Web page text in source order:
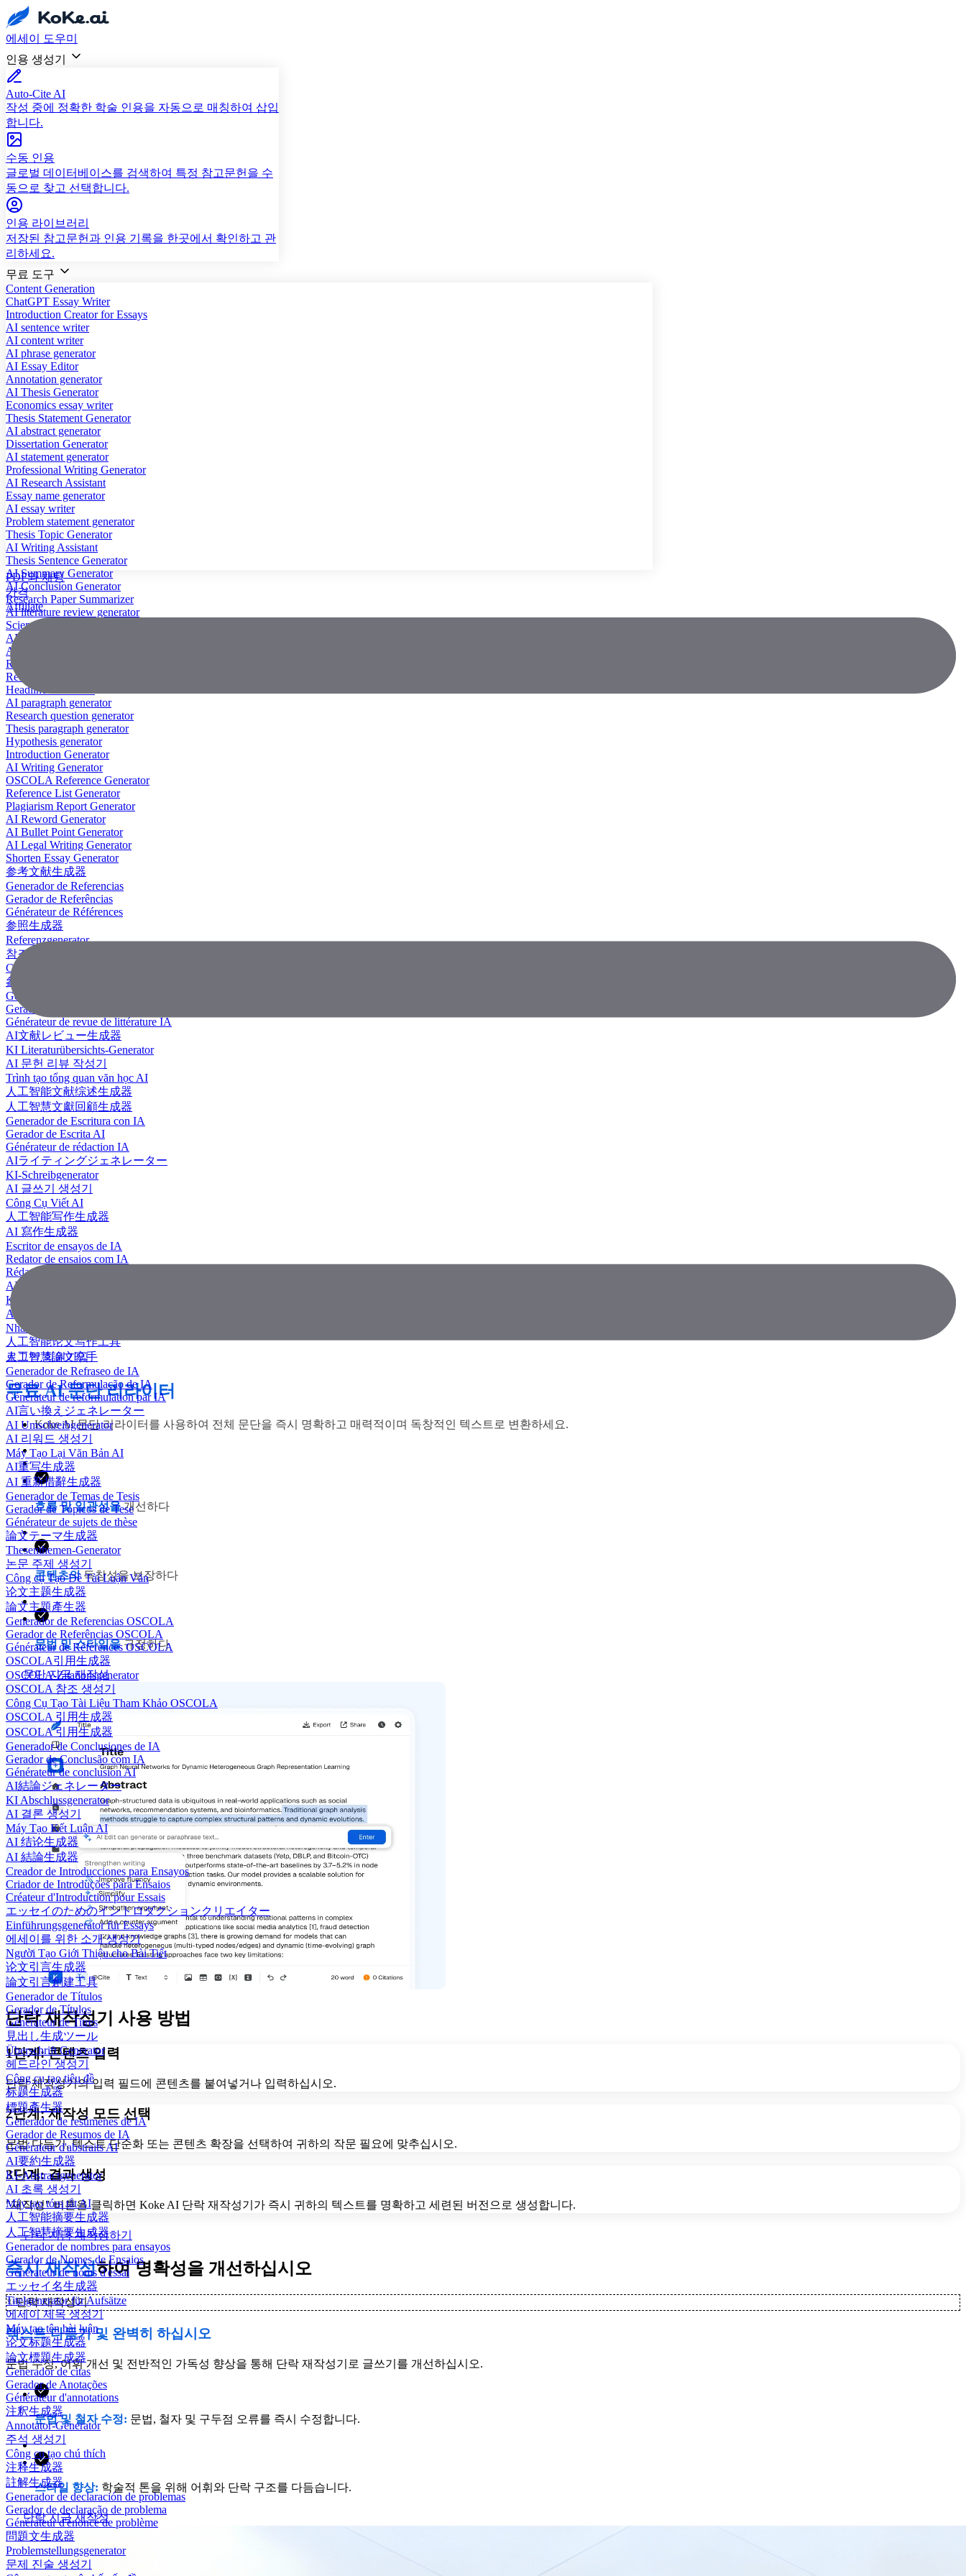
에세이 도우미
인용 생성기
Auto-Cite AI
작성 중에 정확한 학술 인용을 자동으로 매칭하여 삽입
합니다.
수동 인용
글로벌 데이터베이스를 검색하여 특정 참고문헌을 수
동으로 찾고 선택합니다.
인용 라이브러리
저장된 참고문헌과 인용 기록을 한곳에서 확인하고 관
리하세요.
무료 도구
Content Generation
ChatGPT Essay Writer
Introduction Creator for Essays
AI sentence writer
AI content writer
AI phrase generator
AI Essay Editor
Annotation generator
AI Thesis Generator
Economics essay writer
Thesis Statement Generator
AI abstract generator
Dissertation Generator
AI statement generator
Professional Writing Generator
AI Research Assistant
Essay name generator
AI essay writer
Problem statement generator
Thesis Topic Generator
AI Writing Assistant
Thesis Sentence Generator
AI Summary Generator
AI Conclusion Generator
Research Paper Summarizer
AI literature review generator
Scientific Paper Summarizer
AI case study generator
AI Research Paper Generator
Research Title Generator
Reference Generator
Headline Generator
AI paragraph generator
Research question generator
Thesis paragraph generator
Hypothesis generator
Introduction Generator
AI Writing Generator
OSCOLA Reference Generator
Reference List Generator
Plagiarism Report Generator
AI Reword Generator
AI Bullet Point Generator
AI Legal Writing Generator
Shorten Essay Generator
参考文献生成器
Generador de Referencias
Gerador de Referências
Générateur de Références
参照生成器
Referenzgenerator
참조 생성기
Công Cụ Tạo Tài Liệu Tham Khảo
參考文獻生成器
Generador de revisión literaria con IA
Gerador de Revisão de Literatura em IA
Générateur de revue de littérature IA
AI文献レビュー生成器
KI Literaturübersichts-Generator
AI 문헌 리뷰 작성기
Trình tạo tổng quan văn học AI
人工智能文献综述生成器
人工智慧文獻回顧生成器
Generador de Escritura con IA
Gerador de Escrita AI
Générateur de rédaction IA
AIライティングジェネレーター
KI-Schreibgenerator
AI 글쓰기 생성기
Công Cụ Viết AI
人工智能写作生成器
AI 寫作生成器
Escritor de ensayos de IA
Redator de ensaios com IA
Rédacteur d'essais IA
AIエッセイライター
KI Essay-Schreiber
AI 에세이 작성기
Nhà văn luận văn AI
人工智能论文写作工具
人工智慧論文寫手
Generador de Refraseo de IA
Gerador de Reformulação de IA
Générateur de reformulation par IA
AI言い換えジェネレーター
AI Umschreibgenerator
AI 리워드 생성기
Máy Tạo Lại Văn Bản AI
AI重写生成器
AI 重新措辭生成器
Generador de Temas de Tesis
Gerador de Tópicos de Tese
Générateur de sujets de thèse
論文テーマ生成器
Thesenthemen-Generator
논문 주제 생성기
Công cụ Tạo Đề Tài Luận Văn
论文主题生成器
論文主題產生器
Generador de Referencias OSCOLA
Gerador de Referências OSCOLA
Générateur de Références OSCOLA
OSCOLA引用生成器
OSCOLA-Zitationsgenerator
OSCOLA 참조 생성기
Công Cụ Tạo Tài Liệu Tham Khảo OSCOLA
OSCOLA 引用生成器
OSCOLA 引用生成器
Generador de Conclusiones de IA
Gerador de Conclusão com IA
Générateur de conclusion AI
AI結論ジェネレーター
KI Abschlussgenerator
AI 결론 생성기
Máy Tạo Kết Luận AI
AI 结论生成器
AI 結論生成器
Creador de Introducciones para Ensayos
Criador de Introduções para Ensaios
Créateur d'Introduction pour Essais
エッセイのためのイントロダクションクリエイター
Einführungsgenerator für Essays
에세이를 위한 소개 생성기
Người Tạo Giới Thiệu cho Bài Tiết
论文引言生成器
論文引言創建工具
Generador de Títulos
Gerador de Títulos
Générateur de Titres
見出し生成ツール
Überschrift Generator
헤드라인 생성기
Công cụ tạo tiêu đề
标题生成器
標題產生器
Generador de resúmenes de IA
Gerador de Resumos de IA
Générateur d'abstraits AI
AI要約生成器
KI-Abstractgenerator
AI 초록 생성기
Máy tạo tóm tắt AI
人工智能摘要生成器
人工智慧摘要生成器
Generador de nombres para ensayos
Gerador de Nomes de Ensaios
Générateur de noms d'essai
エッセイ名生成器
Titelgenerator für Aufsätze
에세이 제목 생성기
Máy tạo tên bài luận
论文标题生成器
論文標題生成器
Generador de citas
Gerador de Anotações
Générateur d'annotations
注釈生成器
Annotator-Generator
주석 생성기
Công cụ tạo chú thích
注释生成器
註解生成器
Generador de declaración de problemas
Gerador de declaração de problema
Générateur d'énoncé de problème
問題文生成器
Problemstellungsgenerator
문제 진술 생성기
PDF와 채팅
가격
Affiliate
로그인회원가입
무료 AI 문단 리라이터
Koke AI 문단 리라이터를 사용하여 전체 문단을 즉시 명확하고 매력적이며 독창적인 텍스트로 변환하세요.
흐름 및 일관성을개선하다
콘텐츠의독창성을 보장하다
문법 및 스타일을규정하다
문단 지금 재작성
단락 재작성기 사용 방법
1단계: 콘텐츠 입력
단락 재작성기의 입력 필드에 콘텐츠를 붙여넣거나 입력하십시오.
2단계: 재작성 모드 선택
문법 다듬기, 텍스트 단순화 또는 콘텐츠 확장을 선택하여 귀하의 작문 필요에 맞추십시오.
3단계: 결과 생성
"재작성" 버튼을 클릭하면 Koke AI 단락 재작성기가 즉시 귀하의 텍스트를 명확하고 세련된 버전으로 생성합니다.
단락 지금 재작성하기
즉시 재작성하여 명확성을 개선하십시오
✨단락 재작성기
텍스트 다듬기 및 완벽히 하십시오
문법 수정, 어휘 개선 및 전반적인 가독성 향상을 통해 단락 재작성기로 글쓰기를 개선하십시오.
문법 및 철자 수정: 문법, 철자 및 구두점 오류를 즉시 수정합니다.
스타일 향상: 학술적 톤을 위해 어휘와 단락 구조를 다듬습니다.
단락 지금 재작성